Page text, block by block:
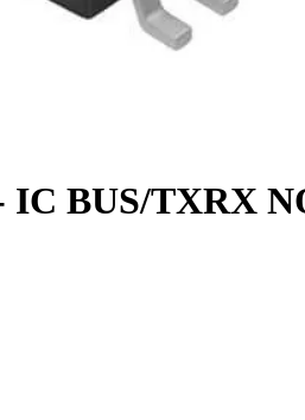
BUS/TXRX